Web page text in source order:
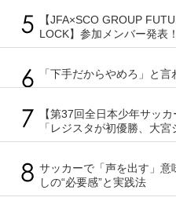
【JFA×SCO GROUP
LOCK】参加メンバー発表！
「下手だからやめろ」と
【第37回全日本少年サッ
「レジスタが初優勝、大宮
サッカーで「声を出す」
しの“必要感”と実践法